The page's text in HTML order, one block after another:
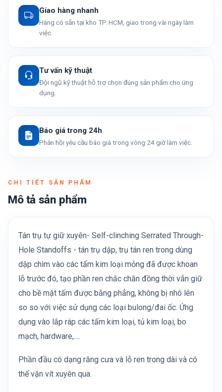
Giao hàng nhanh
Hàng có sẵn tại kho TP. HCM, giao trong vài ngày làm
việc.
Tư vấn kỹ thuật
Đội ngũ kỹ thuật hỗ trợ chọn đúng sản phẩm cho ứng
dụng.
Báo giá trong 24h
Phản hồi yêu cầu báo giá trong vòng 24 giờ làm việc.
CHI TIẾT SẢN PHẨM
Mô tả sản phẩm
Tán trụ tự giữ xuyên- Self-clinching Serrated Through-
Hole Standoffs - tán trụ dập, trụ tán ren trong dùng
dập chìm vào các tấm kim loại mỏng đã được khoan
lỗ trước đó, tạo phần ren chắc chắn đồng thời vẫn giữ
cho bề mặt tấm được bằng phẳng, không bị nhô lên
so so với việc sử dụng các loại bulong/đai ốc. Ứng
dụng vào lắp ráp các tấm kim loại, tủ kim loại, bo
mạch, hardware,....
Phần đầu có dạng răng cưa và lỗ ren trong dài và có
thể vặn vít xuyên qua.